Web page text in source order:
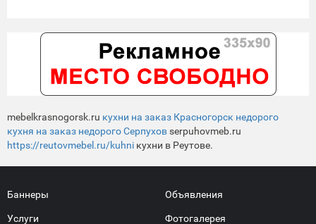
mebelkrasnogorsk.ru кухни на заказ Красногорск недорого
кухня на заказ недорого Серпуховserpuhovmeb.ru
https://reutovmebel.ru/kuhni кухни в Реутове.
Баннеры
Услуги
Объявления
Фотогалерея